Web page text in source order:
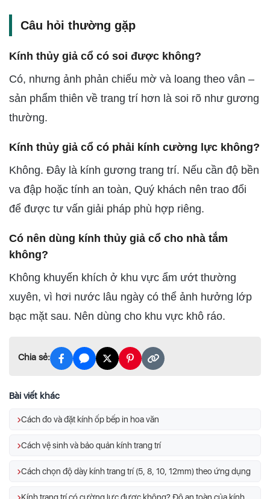
Câu hỏi thường gặp
Kính thủy giả cổ có soi được không?
Có, nhưng ảnh phản chiếu mờ và loang theo vân –
sản phẩm thiên về trang trí hơn là soi rõ như gương
thường.
Kính thủy giả cổ có phải kính cường lực không?
Không. Đây là kính gương trang trí. Nếu cần độ bền
va đập hoặc tính an toàn, Quý khách nên trao đổi
để được tư vấn giải pháp phù hợp riêng.
Có nên dùng kính thủy giả cổ cho nhà tắm
không?
Không khuyến khích ở khu vực ẩm ướt thường
xuyên, vì hơi nước lâu ngày có thể ảnh hưởng lớp
bạc mặt sau. Nên dùng cho khu vực khô ráo.
Chia sẻ:
Bài viết khác
Cách đo và đặt kính ốp bếp in hoa văn
Cách vệ sinh và bảo quản kính trang trí
Cách chọn độ dày kính trang trí (5, 8, 10, 12mm) theo ứng dụng